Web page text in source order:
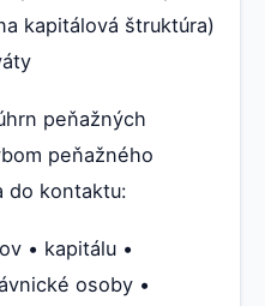
kapitálová štruktúra)
peňažných
peňažného
do kontaktu:
• kapitálu •
osoby •